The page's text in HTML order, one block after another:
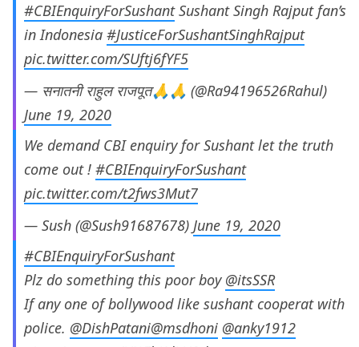
#CBIEnquiryForSushantSushant Singh Rajput fan’s
in Indonesia #JusticeForSushantSinghRajput
pic.twitter.com/SUftj6fYF5
— सनातनी राहुल राजपूत🙏🙏 (@Ra94196526Rahul)
June 19, 2020
We demand CBI enquiry for Sushant let the truth
come out ! #CBIEnquiryForSushant
pic.twitter.com/t2fws3Mut7
— Sush (@Sush91687678) June 19, 2020
#CBIEnquiryForSushant
Plz do something this poor boy @itsSSR
If any one of bollywood like sushant cooperat with
police. @DishPatani@msdhoni @anky1912